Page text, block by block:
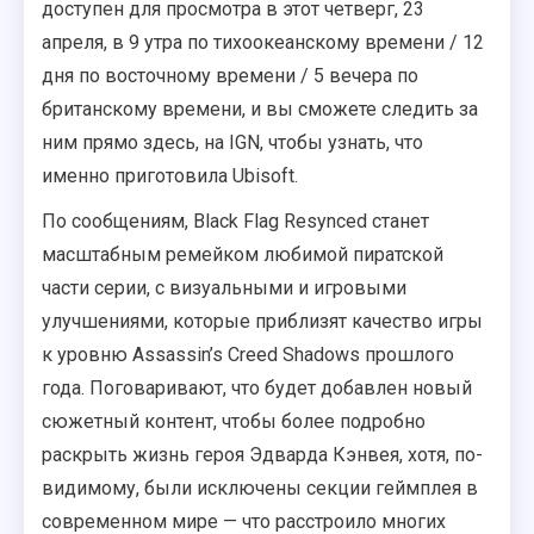
доступен для просмотра в этот четверг, 23
апреля, в 9 утра по тихоокеанскому времени / 12
дня по восточному времени / 5 вечера по
британскому времени, и вы сможете следить за
ним прямо здесь, на IGN, чтобы узнать, что
именно приготовила Ubisoft.
По сообщениям, Black Flag Resynced станет
масштабным ремейком любимой пиратской
части серии, с визуальными и игровыми
улучшениями, которые приблизят качество игры
к уровню Assassin’s Creed Shadows прошлого
года. Поговаривают, что будет добавлен новый
сюжетный контент, чтобы более подробно
раскрыть жизнь героя Эдварда Кэнвея, хотя, по-
видимому, были исключены секции геймплея в
современном мире — что расстроило многих